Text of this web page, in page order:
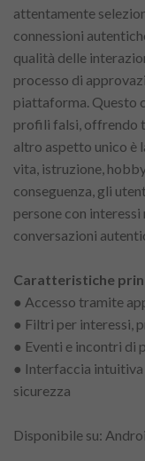
attentamente
connessioni
qualità delle
processo di
piattaforma. Questo
profili falsi, offrendo
altro aspetto unico è
vita, istruzione,
conseguenza, gli
persone con
conversazioni
Caratteristiche
● Accesso tramite
● Filtri per interessi,
● Eventi e incontri di
● Interfaccia
sicurezza
Disponibile su: